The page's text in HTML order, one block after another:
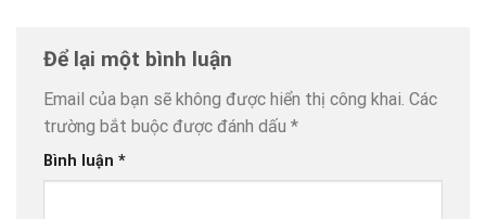
Để lại một bình luận
Email của bạn sẽ không được hiển thị công khai. Các
trường bắt buộc được đánh dấu *
Bình luận *